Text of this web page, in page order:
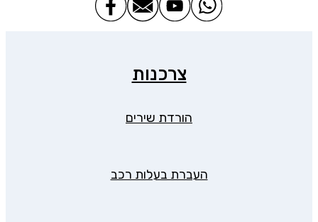
צרכנות
הורדת שירים
העברת בעלות רכב